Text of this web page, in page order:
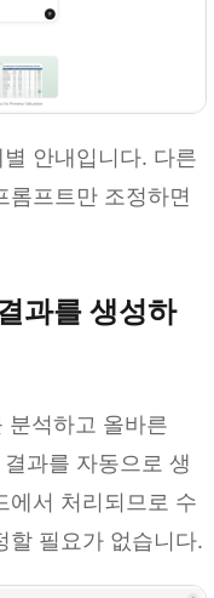
안내입니다. 다른
롬프트만 조정하면
과를 생성하
분석하고 올바른
과를 자동으로 생
에서 처리되므로 수
할 필요가 없습니다.